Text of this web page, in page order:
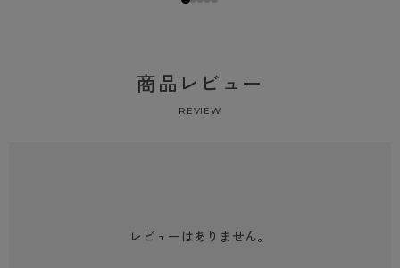
商品レビュー
REVIEW
レビューはありません。